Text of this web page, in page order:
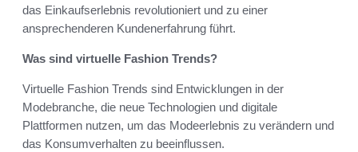
das Einkaufserlebnis revolutioniert und zu einer
ansprechenderen Kundenerfahrung führt.
Was sind virtuelle Fashion Trends?
Virtuelle Fashion Trends sind Entwicklungen in der
Modebranche, die neue Technologien und digitale
Plattformen nutzen, um das Modeerlebnis zu verändern und
das Konsumverhalten zu beeinflussen.